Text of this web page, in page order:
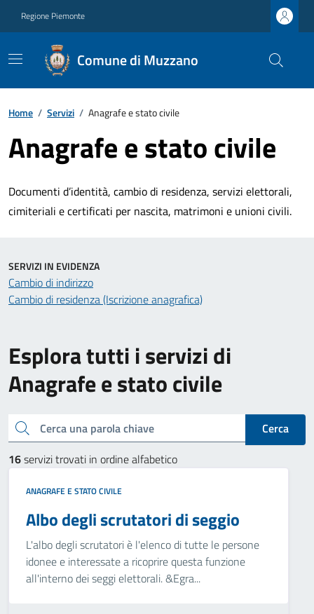
Regione Piemonte
Comune di Muzzano
Home / Servizi / Anagrafe e stato civile
Anagrafe e stato civile
Documenti d’identità, cambio di residenza, servizi elettorali,
cimiteriali e certificati per nascita, matrimoni e unioni civili.
Esplora tutti i servizi di
Anagrafe e stato civile
Cerca una parola chiave
Cerca
16servizi trovati in ordine alfabetico
ANAGRAFE E STATO CIVILE
Albo degli scrutatori di seggio
L'albo degli scrutatori è l'elenco di tutte le persone
idonee e interessate a ricoprire questa funzione
all'interno dei seggi elettorali. &Egra...
SERVIZI IN EVIDENZA
Cambio di indirizzo
Cambio di residenza (Iscrizione anagrafica)